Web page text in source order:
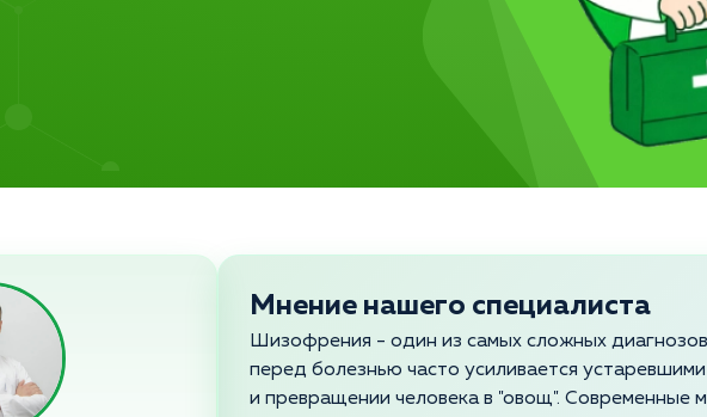
Мнение нашего специалиста
Шизофрения - один из самых сложных
перед болезнью часто усиливается
и превращении человека в "овощ". Современные